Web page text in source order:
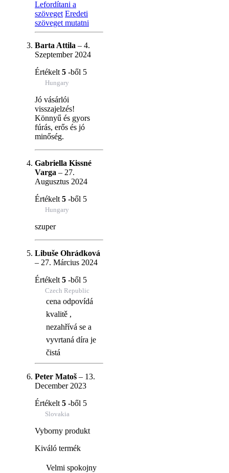
Lefordítani a
szöveget Eredeti
szöveget mutatni
Barta Attila – 4.
Szeptember 2024
Értékelt 5 -ből 5
Hungary
Jó vásárlói
visszajelzés!
Könnyű és gyors
fúrás, erős és jó
minőség.
Gabriella Kissné
Varga – 27.
Augusztus 2024
Értékelt 5 -ből 5
Hungary
szuper
Libuše Ohrádková
– 27. Március 2024
Értékelt 5 -ből 5
Czech Republic
cena odpovídá
kvalitě ,
nezahřívá se a
vyvrtaná díra je
čistá
Peter Matoš – 13.
December 2023
Értékelt 5 -ből 5
Slovakia
Vyborny produkt
Kiváló termék
Velmi spokojny